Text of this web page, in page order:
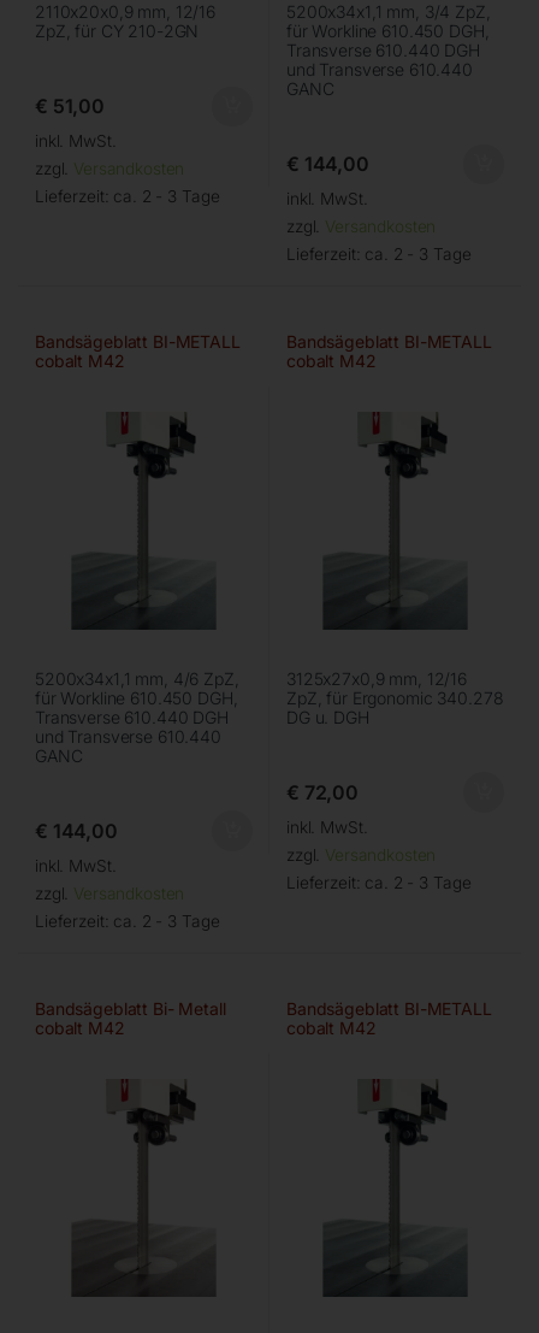
2110x20x0,9 mm, 12/16
ZpZ, für CY 210-2GN
€ 51,00
inkl. MwSt.
zzgl. Versandkosten
Lieferzeit: ca. 2 - 3 Tage
5200x34x1,1 mm, 3/4 ZpZ,
für Workline 610.450 DGH,
Transverse 610.440 DGH
und Transverse 610.440
GANC
€ 144,00
inkl. MwSt.
zzgl. Versandkosten
Lieferzeit: ca. 2 - 3 Tage
Bandsägeblatt BI-METALL
cobalt M42
5200x34x1,1 mm, 4/6 ZpZ,
für Workline 610.450 DGH,
Transverse 610.440 DGH
und Transverse 610.440
GANC
€ 144,00
inkl. MwSt.
zzgl. Versandkosten
Lieferzeit: ca. 2 - 3 Tage
Bandsägeblatt BI-METALL
cobalt M42
3125x27x0,9 mm, 12/16
ZpZ, für Ergonomic 340.278
DG u. DGH
€ 72,00
inkl. MwSt.
zzgl. Versandkosten
Lieferzeit: ca. 2 - 3 Tage
Bandsägeblatt Bi- Metall
cobalt M42
Bandsägeblatt BI-METALL
cobalt M42